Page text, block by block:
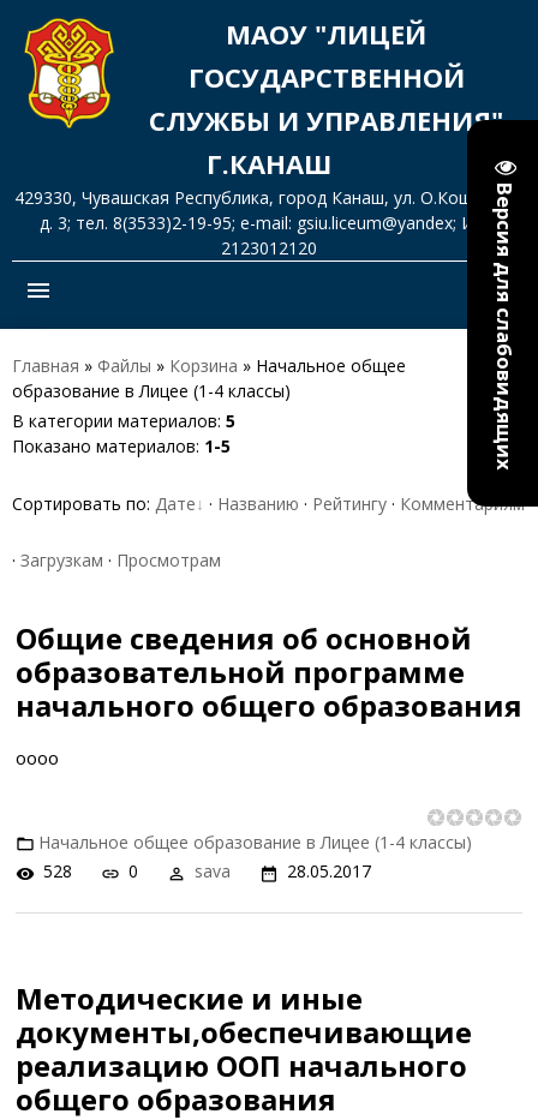
Версия для слабовидящих
МАОУ "ЛИЦЕЙ
ГОСУДАРСТВЕННОЙ
СЛУЖБЫ И УПРАВЛЕНИЯ"
Г.КАНАШ
429330, Чувашская Республика, город Канаш, ул. О.Кошевого,
д. 3; тел. 8(3533)2-19-95; e-mail: gsiu.liceum@yandex; ИНН
2123012120
menu
Главная » Файлы » Корзина » Начальное общее
образование в Лицее (1-4 классы)
В категории материалов: 5
Показано материалов: 1-5
Сортировать по: Дате · Названию · Рейтингу · Комментариям
· Загрузкам · Просмотрам
Общие сведения об основной
образовательной программе
начального общего образования
оооо
Начальное общее образование в Лицее (1-4 классы)
528
0 sava 28.05.2017
Методические и иные
документы,обеспечивающие
реализацию ООП начального
общего образования